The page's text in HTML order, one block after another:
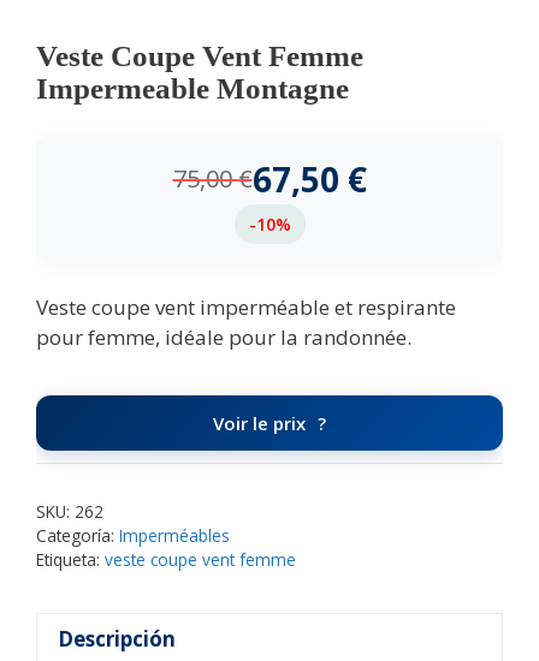
Veste Coupe Vent Femme
Impermeable Montagne
75,00€67,50 €
-10%
Veste coupe vent imperméable et respirante
pour femme, idéale pour la randonnée.
Voir le prix
SKU: 262
Categoría: Imperméables
Etiqueta: veste coupe vent femme
Descripción